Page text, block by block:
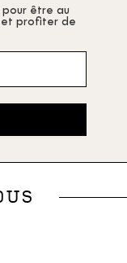
pour être au
et profiter de